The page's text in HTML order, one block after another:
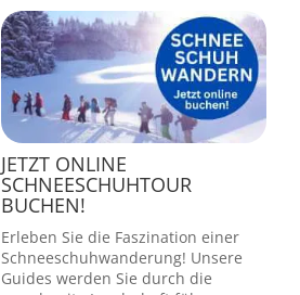
JETZT ONLINE
SCHNEESCHUHTOUR
BUCHEN!
Erleben Sie die Faszination einer
Schneeschuhwanderung! Unsere
Guides werden Sie durch die